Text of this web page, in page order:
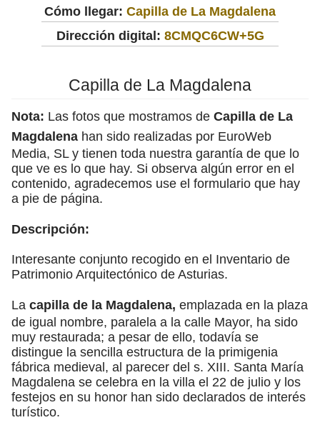
Cómo llegar: Capilla de La Magdalena
Dirección digital: 8CMQC6CW+5G
Capilla de La Magdalena
Nota: Las fotos que mostramos de Capilla de La
Magdalena han sido realizadas por EuroWeb
Media, SL y tienen toda nuestra garantía de que lo
que ve es lo que hay. Si observa algún error en el
contenido, agradecemos use el formulario que hay
a pie de página.
Descripción:
Interesante conjunto recogido en el Inventario de
Patrimonio Arquitectónico de Asturias.
La capilla de la Magdalena, emplazada en la plaza
de igual nombre, paralela a la calle Mayor, ha sido
muy restaurada; a pesar de ello, todavía se
distingue la sencilla estructura de la primigenia
fábrica medieval, al parecer del s. XIII. Santa María
Magdalena se celebra en la villa el 22 de julio y los
festejos en su honor han sido declarados de interés
turístico.